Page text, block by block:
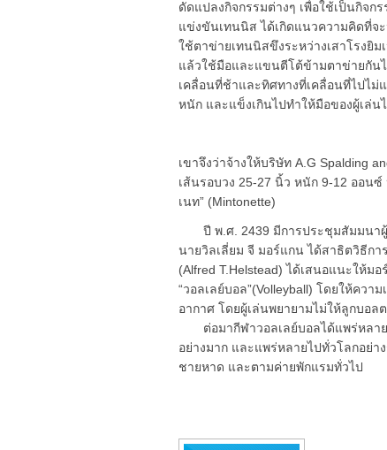
ดัดแปลงกิจกรรมต่างๆ เพื่อใช้เป็นกิจ
แข่งขันเทนนิส ได้เกิดแนวความคิดที่จ
ใช้ตาข่ายเทนนิสขึงระหว่างเสาโรงยิ
แล้วใช้มือและแขนตีโต้ข้ามตาข่ายกันไ
เคลื่อนที่ช้าและทิศทางที่เคลื่อนที่ไปไ
หนัก และแข็งเกินไปทำให้มือของผู้เล่น
เขาจึงว่าจ้างให้บริษัท A.G Spalding
เส้นรอบวง 25-27 นิ้ว หนัก 9-12 ออนซ์
เนท” (Mintonette)
ปี พ.ศ. 2439 มีการประชุมสัมมนาผู้
นายวิลเลี่ยม จี มอร์แกน ได้สาธิตวิธีก
(Alfred T.Helstead) ได้เสนอแนะให้ม
“วอลเลย์บอล”(Volleyball) โดยให้คว
อากาศ โดยผู้เล่นพยายามไม่ให้ลูกบอล
ต่อมากีฬาวอลเลย์บอลได้แพร่หลาย
อย่างมาก และแพร่หลายไปทั่วโลกอย่า
ชายหาด และตามค่ายพักแรมทั่วไป